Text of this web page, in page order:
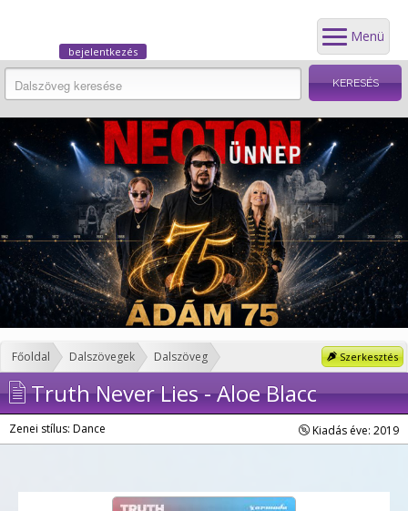
Menü
bejelentkezés
Szerkesztés
Főoldal Dalszövegek Dalszöveg
Truth Never Lies - Aloe Blacc
Zenei stílus: Dance Kiadás éve: 2019